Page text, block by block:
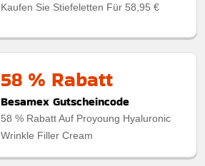
Kaufen Sie Stiefeletten Für 58,95 €
58 % Rabatt
Besamex Gutscheincode
58 % Rabatt Auf Proyoung Hyaluronic
Wrinkle Filler Cream